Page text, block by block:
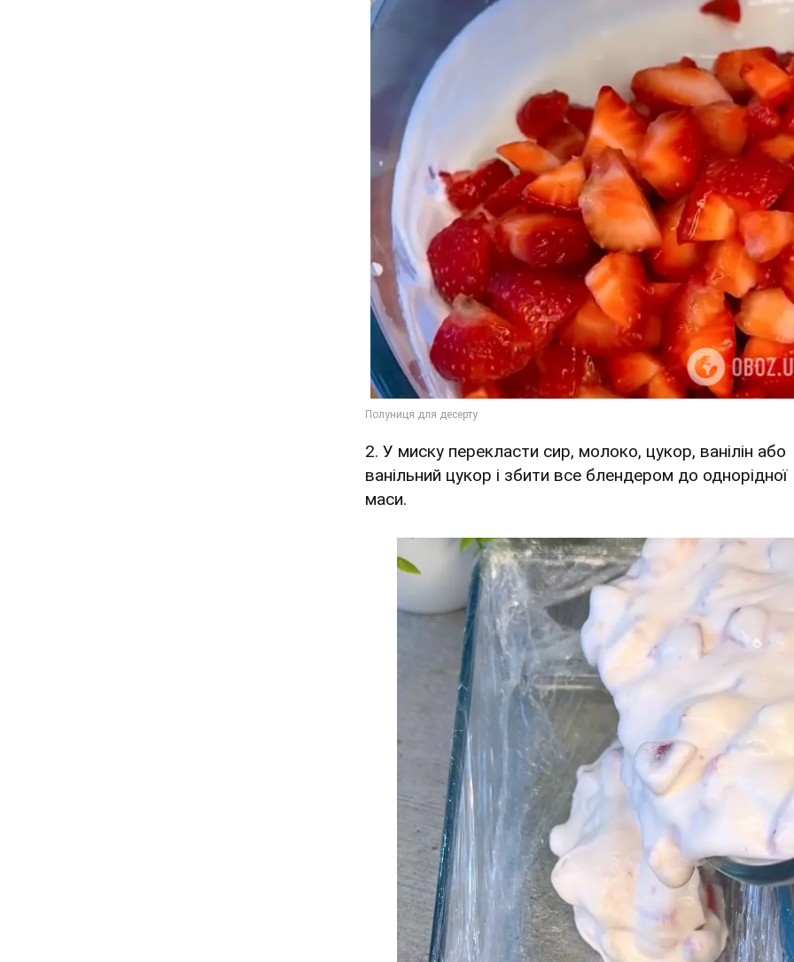
2. У миску перекласти сир, молоко, цукор, ванілін або
ванільний цукор і збити все блендером до однорідної
маси.